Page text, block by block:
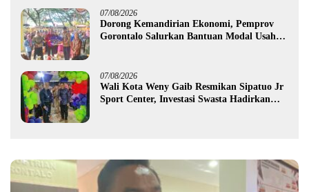
07/08/2026
Dorong Kemandirian Ekonomi, Pemprov
Gorontalo Salurkan Bantuan Modal Usaha
07/08/2026
Wali Kota Weny Gaib Resmikan Sipatuo Jr
Sport Center, Investasi Swasta Hadirkan